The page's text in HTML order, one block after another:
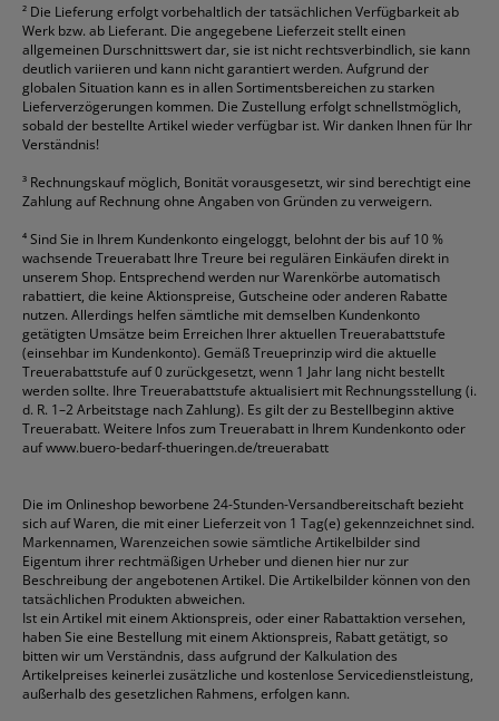
² Die Lieferung erfolgt vorbehaltlich der tatsächlichen Verfügbarkeit ab
Werk bzw. ab Lieferant. Die angegebene Lieferzeit stellt einen
allgemeinen Durschnittswert dar, sie ist nicht rechtsverbindlich, sie kann
deutlich variieren und kann nicht garantiert werden. Aufgrund der
globalen Situation kann es in allen Sortimentsbereichen zu starken
Lieferverzögerungen kommen. Die Zustellung erfolgt schnellstmöglich,
sobald der bestellte Artikel wieder verfügbar ist. Wir danken Ihnen für Ihr
Verständnis!
³ Rechnungskauf möglich, Bonität vorausgesetzt, wir sind berechtigt eine
Zahlung auf Rechnung ohne Angaben von Gründen zu verweigern.
⁴Sind Sie in Ihrem Kundenkonto eingeloggt, belohnt der bis auf 10 %
wachsende Treuerabatt Ihre Treure bei regulären Einkäufen direkt in
unserem Shop. Entsprechend werden nur Warenkörbe automatisch
rabattiert, die keine Aktionspreise, Gutscheine oder anderen Rabatte
nutzen. Allerdings helfen sämtliche mit demselben Kundenkonto
getätigten Umsätze beim Erreichen Ihrer aktuellen Treuerabattstufe
(einsehbar im Kundenkonto). Gemäß Treueprinzip wird die aktuelle
Treuerabattstufe auf 0 zurückgesetzt, wenn 1 Jahr lang nicht bestellt
werden sollte. Ihre Treuerabattstufe aktualisiert mit Rechnungsstellung (i.
d. R. 1–2 Arbeitstage nach Zahlung). Es gilt der zu Bestellbeginn aktive
Treuerabatt. Weitere Infos zum Treuerabatt in Ihrem Kundenkonto oder
aufwww.buero-bedarf-thueringen.de/treuerabatt
Die im Onlineshop beworbene 24-Stunden-Versandbereitschaft bezieht
sich auf Waren, die mit einer Lieferzeit von 1 Tag(e) gekennzeichnet sind.
Markennamen, Warenzeichen sowie sämtliche Artikelbilder sind
Eigentum ihrer rechtmäßigen Urheber und dienen hier nur zur
Beschreibung der angebotenen Artikel. Die Artikelbilder können von den
tatsächlichen Produkten abweichen.
Ist ein Artikel mit einem Aktionspreis, oder einer Rabattaktion versehen,
haben Sie eine Bestellung mit einem Aktionspreis, Rabatt getätigt, so
bitten wir um Verständnis, dass aufgrund der Kalkulation des
Artikelpreises keinerlei zusätzliche und kostenlose Servicedienstleistung,
außerhalb des gesetzlichen Rahmens, erfolgen kann.